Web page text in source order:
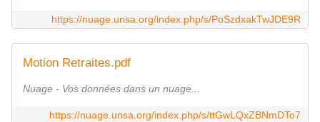
https://nuage.unsa.org/index.php/s/PoSzdxakTwJDE9R
Motion Retraites.pdf
Nuage - Vos données dans un nuage...
https://nuage.unsa.org/index.php/s/ttGwLQxZBNmDTo7